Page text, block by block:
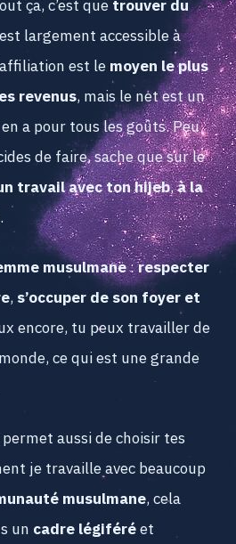
ça, c’est quetrouver du
est largement accessible à
est lemoyen le plus
revenus, mais le net est un
a pour tous les goûts. Peu
de faire, sache que sur le
travail avec ton hijeb,à la
.
musulmane:respecter
, s’occuper de son foyer et
encore, tu peux travailler de
ce qui est une grande
aussi de choisir tes
je travaille avec beaucoup
musulmane, cela
un cadre légiféréet